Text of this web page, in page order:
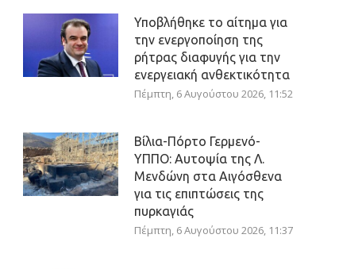
Υποβλήθηκε το αίτημα για
την ενεργοποίηση της
ρήτρας διαφυγής για την
ενεργειακή ανθεκτικότητα
Πέμπτη, 6 Αυγούστου 2026, 11:52
Βίλια-Πόρτο Γερμενό-
ΥΠΠΟ: Αυτοψία της Λ.
Μενδώνη στα Αιγόσθενα
για τις επιπτώσεις της
πυρκαγιάς
Πέμπτη, 6 Αυγούστου 2026, 11:37